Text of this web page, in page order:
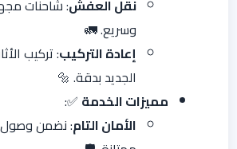
نقل العفش: شاحنات
وسريع. 🚛
إعادة التركيب: تركيب
الجديد بدقة. 🔩
مميزات الخدمة ✅:
الأمان التام: نضمن وصول